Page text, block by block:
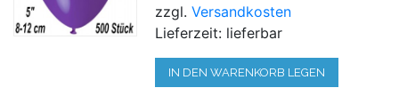
zzgl.Versandkosten
Lieferzeit: lieferbar
IN DEN WARENKORB LEGEN